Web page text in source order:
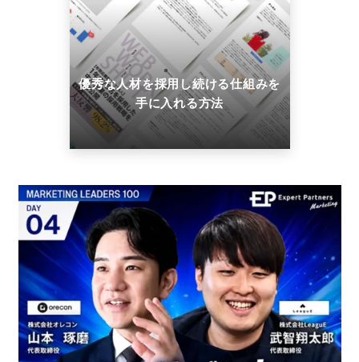
優秀な人材を採用し続ける仕組みを
手に入れる方法